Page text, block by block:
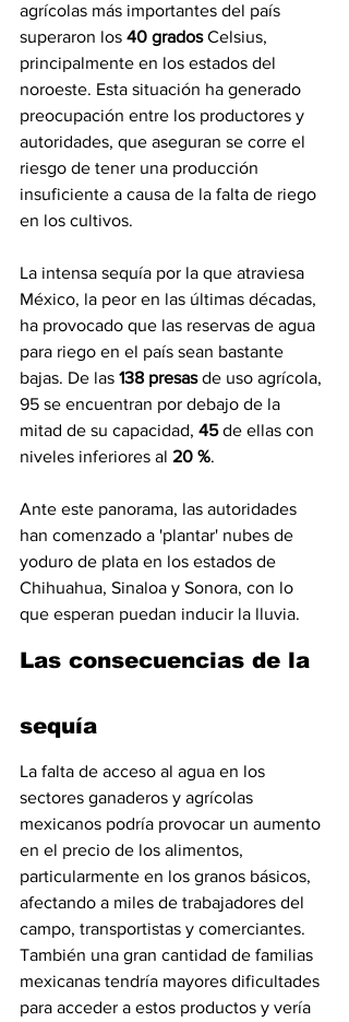
agrícolas más importantes del país
superaron los 40 grados Celsius,
principalmente en los estados del
noroeste. Esta situación ha generado
preocupación entre los productores y
autoridades, que aseguran se corre el
riesgo de tener una producción
insuficiente a causa de la falta de riego
en los cultivos.
La intensa sequía por la que atraviesa
México, la peor en las últimas décadas,
ha provocado que las reservas de agua
para riego en el país sean bastante
bajas. De las 138 presas de uso agrícola,
95 se encuentran por debajo de la
mitad de su capacidad, 45 de ellas con
niveles inferiores al 20 %.
Ante este panorama, las autoridades
han comenzado a 'plantar' nubes de
yoduro de plata en los estados de
Chihuahua, Sinaloa y Sonora, con lo
que esperan puedan inducir la lluvia.
Las consecuencias de la
sequía
La falta de acceso al agua en los
sectores ganaderos y agrícolas
mexicanos podría provocar un aumento
en el precio de los alimentos,
particularmente en los granos básicos,
afectando a miles de trabajadores del
campo, transportistas y comerciantes.
También una gran cantidad de familias
mexicanas tendría mayores dificultades
para acceder a estos productos y vería